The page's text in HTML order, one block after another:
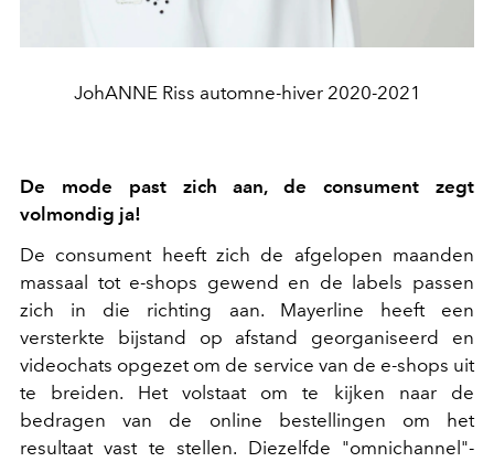
JohANNE Riss automne-hiver 2020-2021
De mode past zich aan, de consument zegt
volmondig ja!
De consument heeft zich de afgelopen maanden
massaal tot e-shops gewend en de labels passen
zich in die richting aan. Mayerline heeft een
versterkte bijstand op afstand georganiseerd en
videochats opgezet om de service van de e-shops uit
te breiden. Het volstaat om te kijken naar de
bedragen van de online bestellingen om het
resultaat vast te stellen. Diezelfde "omnichannel"-